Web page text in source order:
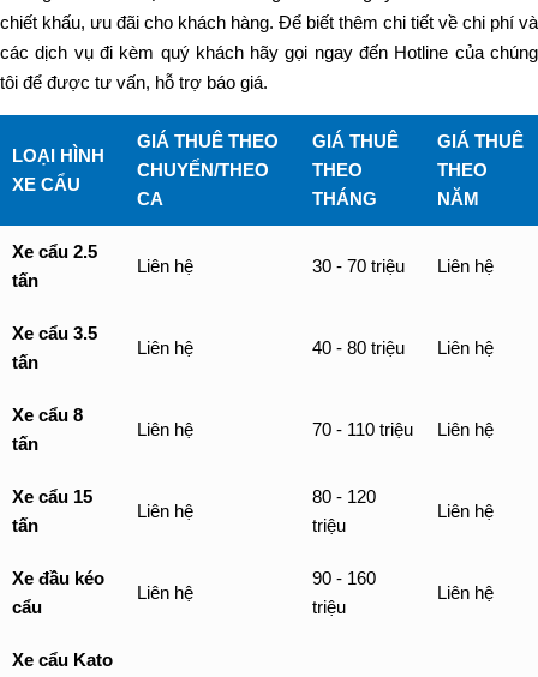
chiết khấu, ưu đãi cho khách hàng. Để biết thêm chi tiết về chi phí và
các dịch vụ đi kèm quý khách hãy gọi ngay đến Hotline của chúng
tôi để được tư vấn, hỗ trợ báo giá.
LOẠI HÌNH
XE CẨU
GIÁ THUÊ THEO
CHUYẾN/THEO
CA
GIÁ THUÊ
THEO
THÁNG
GIÁ THUÊ
THEO
NĂM
Xe cẩu 2.5
tấn
Liên hệ 30 - 70 triệu Liên hệ
Xe cẩu 3.5
tấn
Liên hệ 40 - 80 triệu Liên hệ
Xe cẩu 8
tấn
Liên hệ 70 - 110 triệu Liên hệ
Xe cẩu 15
tấn
Liên hệ
80 - 120
triệu
Liên hệ
Xe đầu kéo
cẩu
Liên hệ
90 - 160
triệu
Liên hệ
Xe cẩu Kato